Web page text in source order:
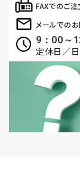
メールでの
9：00～
定休日／日
FAXでのご注